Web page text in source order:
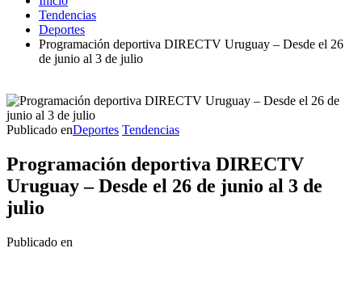
Tendencias
Deportes
Programación deportiva DIRECTV Uruguay – Desde el 26
de junio al 3 de julio
Publicado enDeportes Tendencias
Programación deportiva DIRECTV
Uruguay – Desde el 26 de junio al 3 de
julio
Publicado en